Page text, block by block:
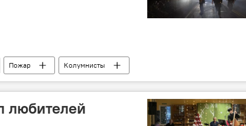
Пожар Колумнисты
любителей